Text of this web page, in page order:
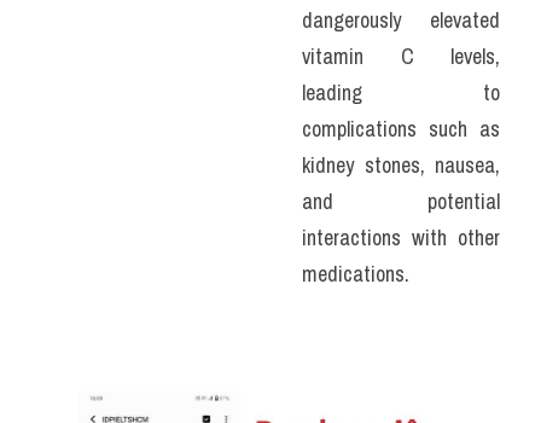
dangerously elevated
vitamin C levels,
leading to
complications such as
kidney stones, nausea,
and potential
interactions with other
medications.